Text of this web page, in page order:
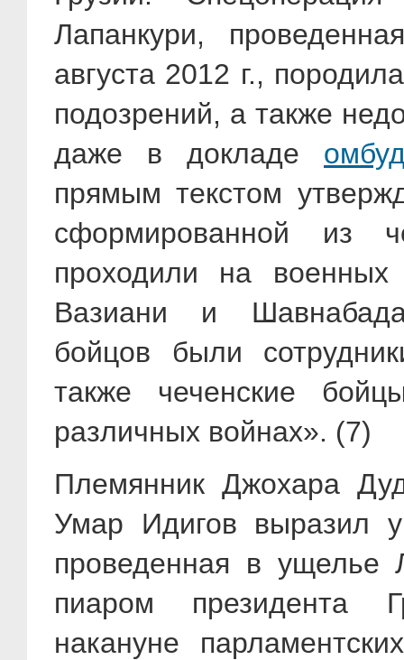
Лапанкури,
августа 2012 г.,
подозрений, а также
даже в докладе
прямым текстом
сформированной из
проходили на
Вазиани и
бойцов были
также чеченские
различных войнах». (7)
Племянник Джохара
Умар Идигов выразил
проведенная в ущелье
пиаром президента
накануне